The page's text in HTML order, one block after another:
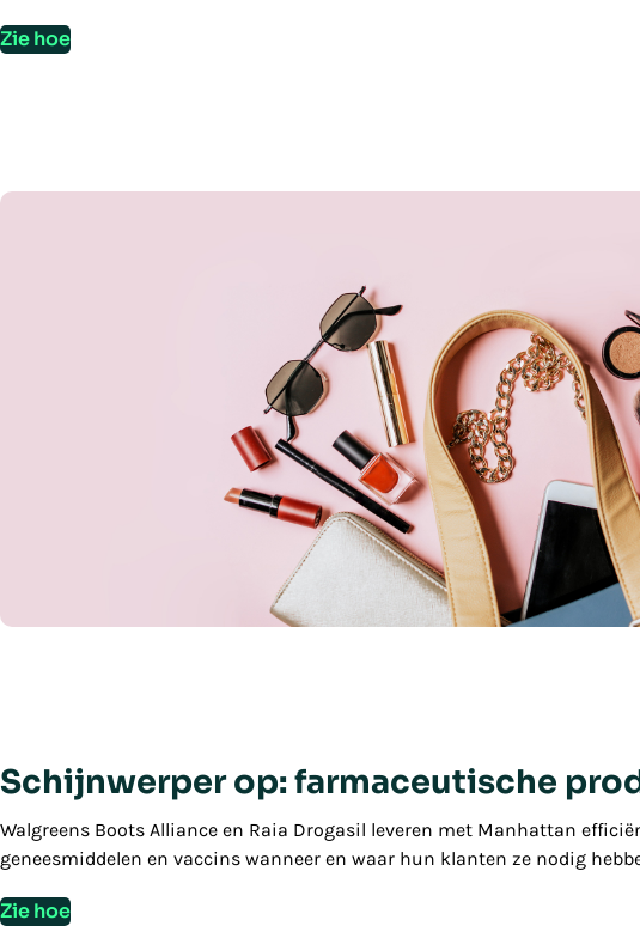
Zie hoe
Schijnwerper op: farmaceutische
Walgreens Boots Alliance en Raia Drogasil leveren met Manhattan
geneesmiddelen en vaccins wanneer en waar hun klanten ze nodig
Zie hoe